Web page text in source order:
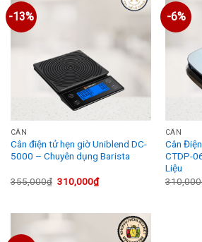
-13%
CÂN
Cân điện tử hẹn giờ Uniblend DC-
5000 – Chuyên dụng Barista
355,000₫ Giá
310,000₫Giá
hiện
310,000₫.
-6%
CÂN
Cân
CTDP-
Liệu
310,000